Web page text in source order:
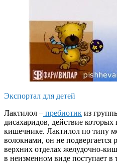
Экспортал для детей
Лактилол – пребиотик из
дисахаридов, действие которых
кишечнике. Лактилол по типу
волокнами, он не
верхних отделах желудочно-
в неизменном виде поступает в